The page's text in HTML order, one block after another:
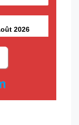
2026